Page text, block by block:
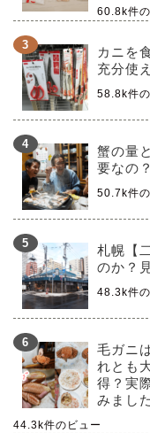
60.8k件
カニを
充分使
58.8k件
蟹の量
要なの？
50.7k件
札幌【
のか？
48.3k件
毛ガニ
れとも
得？実
みまし
44.3k件のビュー